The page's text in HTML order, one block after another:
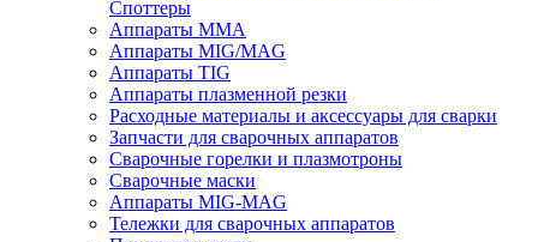
Споттеры
Аппараты MMA
Аппараты MIG/MAG
Аппараты TIG
Аппараты плазменной резки
Расходные материалы и аксессуары для сварки
Запчасти для сварочных аппаратов
Сварочные горелки и плазмотроны
Сварочные маски
Аппараты MIG-MAG
Тележки для сварочных аппаратов